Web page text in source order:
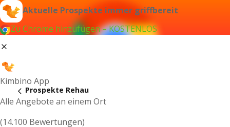
Aktuelle Prospekte immer griffbereit
Zu Chrome hinzufügen – KOSTENLOS
Kimbino App
Alle Angebote an einem Ort
(14.100 Bewertungen)
Prospekte Rehau